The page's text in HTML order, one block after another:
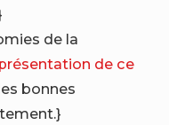
de la
de ce
bonnes